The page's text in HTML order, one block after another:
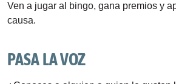
Ven a jugar al bingo, gana premios y
causa.
PASA LA VOZ